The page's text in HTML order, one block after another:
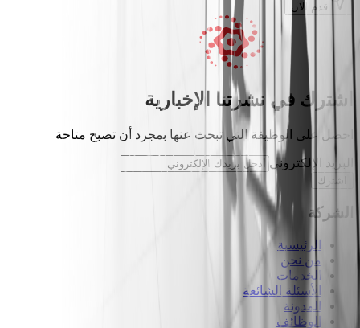
قدم الآن
اشترك في نشرتنا الإخبارية
احصل على الوظيفة التي تبحث عنها بمجرد أن تصبح متاحة
البريد الإلكتروني
اشترك
الشركة
الرئيسية
من نحن
الخدمات
الأسئلة الشائعة
المدونة
الوظائف